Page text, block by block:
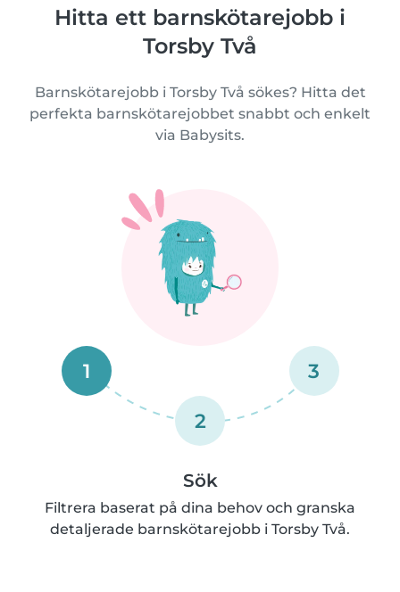
Hitta ett barnskötarejobb i
Torsby Två
Barnskötarejobb i Torsby Två sökes? Hitta det
perfekta barnskötarejobbet snabbt och enkelt
via Babysits.
1
2
3
Sök
Filtrera baserat på dina behov och granska
detaljerade barnskötarejobb i Torsby Två.